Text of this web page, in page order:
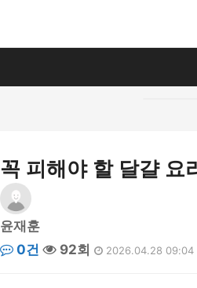
꼭 피해야 할 달걀 요
윤재훈
0건
92회 2026.04.28 09:04